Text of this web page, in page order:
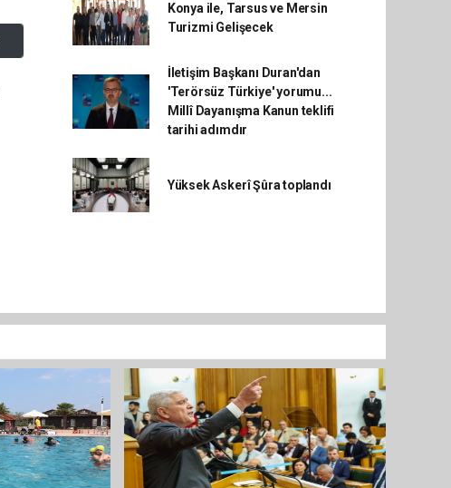
Konya ile, Tarsus ve Mersin
Turizmi Gelişecek
İletişim Başkanı Duran'dan
'Terörsüz Türkiye' yorumu...
Millî Dayanışma Kanun teklifi
tarihi adımdır
Yüksek Askerî Şûra toplandı